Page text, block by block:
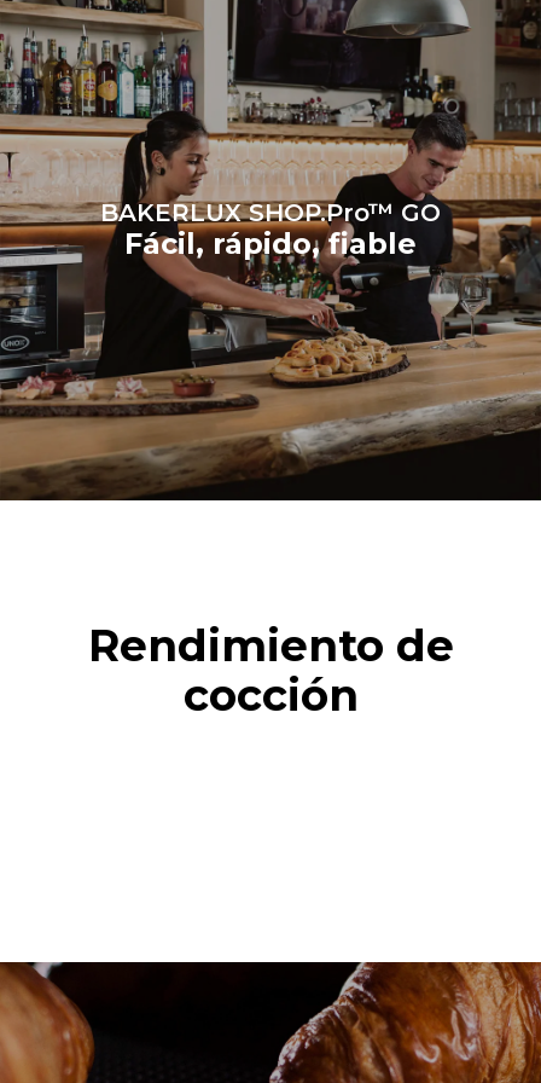
energía de la red a la que
está conectado; estas
últimas pueden eliminarse
eligiendo comprar energía
producida a partir de
fuentes
renovables.Greenhouse
Gas Protocol
BAKERLUX SHOP.Pro™ GO
Fácil, rápido, fiable
Rendimiento de
cocción